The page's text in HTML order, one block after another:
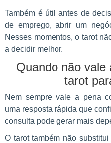
Também é útil antes de
de emprego, abrir um
Nesses momentos, o tarot
a decidir melhor.
Quando não vale
tarot
Nem sempre vale a pena
uma resposta rápida que
consulta pode gerar mais
O tarot também não